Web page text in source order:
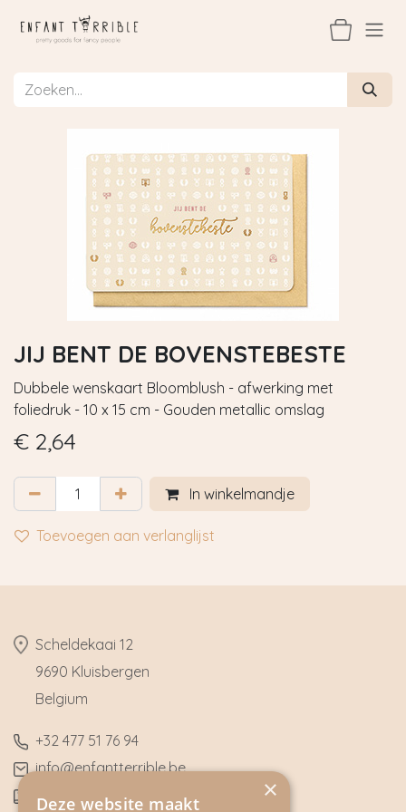
JIJ BENT DE BOVENSTEBESTE
Dubbele wenskaart Bloomblush - afwerking met
foliedruk - 10 x 15 cm - Gouden metallic omslag
€ 2,64
In winkelmandje
Toevoegen aan verlanglijst
​Scheldekaai 12
9690 Kluisbergen
​Belgium
​+32 477 51 76 94
​info@enfantterrible.be
BE0636790746
×
Deze website maakt